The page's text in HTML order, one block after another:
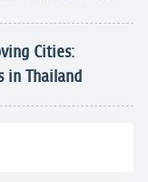
Cities:
in Thailand